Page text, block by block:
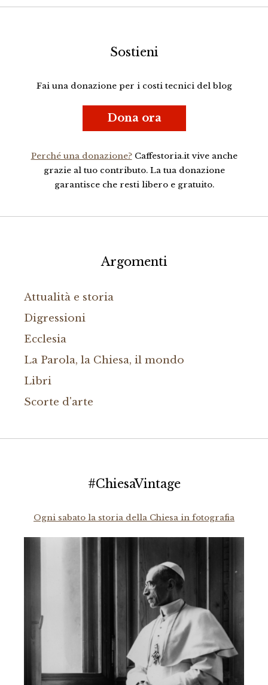
Sostieni
Fai una donazione per i costi tecnici del blog
Dona ora
Perché una donazione?Caffestoria.it vive anche
grazie al tuo contributo. La tua donazione
garantisce che resti libero e gratuito.
Argomenti
Attualità e storia
Digressioni
Ecclesia
La Parola, la Chiesa, il mondo
Libri
Scorte d'arte
#ChiesaVintage
Ogni sabato la storia della Chiesa in fotografia